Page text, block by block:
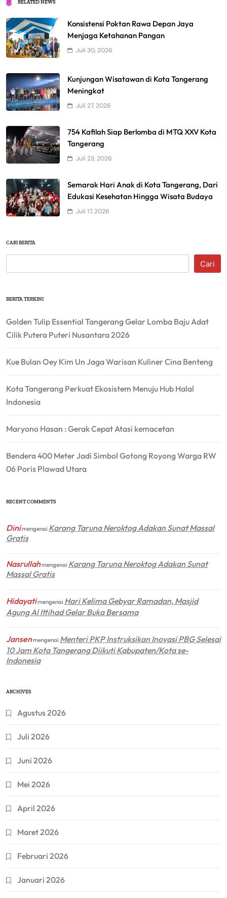
RELATED NEWS
Konsistensi Poktan Rawa Depan Jaya
Menjaga Ketahanan Pangan
Juli 30, 2026
Kunjungan Wisatawan di Kota Tangerang
Meningkat
Juli 27, 2026
754 Kafilah Siap Berlomba di MTQ XXV Kota
Tangerang
Juli 23, 2026
Semarak Hari Anak di Kota Tangerang, Dari
Edukasi Kesehatan Hingga Wisata Budaya
Juli 17, 2026
CARI BERITA
Cari
BERITA TERKINI
Golden Tulip Essential Tangerang Gelar Lomba Baju Adat
Cilik Putera Puteri Nusantara 2026
Kue Bulan Oey Kim Un Jaga Warisan Kuliner Cina Benteng
Kota Tangerang Perkuat Ekosistem Menuju Hub Halal
Indonesia
Maryono Hasan : Gerak Cepat Atasi kemacetan
Bendera 400 Meter Jadi Simbol Gotong Royong Warga RW
06 Poris Plawad Utara
RECENT COMMENTS
Dinimengenai Karang Taruna Neroktog Adakan Sunat Massal
Gratis
Nasrullahmengenai Karang Taruna Neroktog Adakan Sunat
Massal Gratis
Hidayatimengenai Hari Kelima Gebyar Ramadan, Masjid
Agung Al Ittihad Gelar Buka Bersama
Jansenmengenai Menteri PKP Instruksikan Inovasi PBG Selesai
10 Jam Kota Tangerang Diikuti Kabupaten/Kota se-
Indonesia
ARCHIVES
Agustus 2026
Juli 2026
Juni 2026
Mei 2026
April 2026
Maret 2026
Februari 2026
Januari 2026